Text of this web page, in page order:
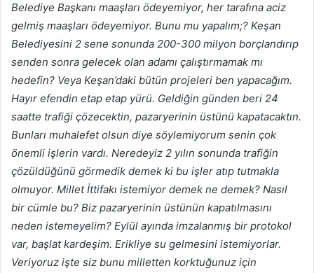
Belediye Başkanı maaşları ödeyemiyor, her tarafına aciz
gelmiş maaşları ödeyemiyor. Bunu mu yapalım;? Keşan
Belediyesini 2 sene sonunda 200-300 milyon borçlandırıp
senden sonra gelecek olan adamı çalıştırmamak mı
hedefin? Veya Keşan’daki bütün projeleri ben yapacağım.
Hayır efendin etap etap yürü. Geldiğin günden beri 24
saatte trafiği çözecektin, pazaryerinin üstünü kapatacaktın.
Bunları muhalefet olsun diye söylemiyorum senin çok
önemli işlerin vardı. Neredeyiz 2 yılın sonunda trafiğin
çözüldüğünü görmedik demek ki bu işler atıp tutmakla
olmuyor. Millet İttifakı istemiyor demek ne demek? Nasıl
bir cümle bu? Biz pazaryerinin üstünün kapatılmasını
neden istemeyelim? Eylül ayında imzalanmış bir protokol
var, başlat kardeşim. Erikliye su gelmesini istemiyorlar.
Veriyoruz işte siz bunu milletten korktuğunuz için